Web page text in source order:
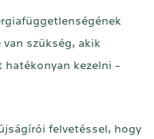
szükség, akik
hatékonyan kezelni -
felvetéssel, hogy